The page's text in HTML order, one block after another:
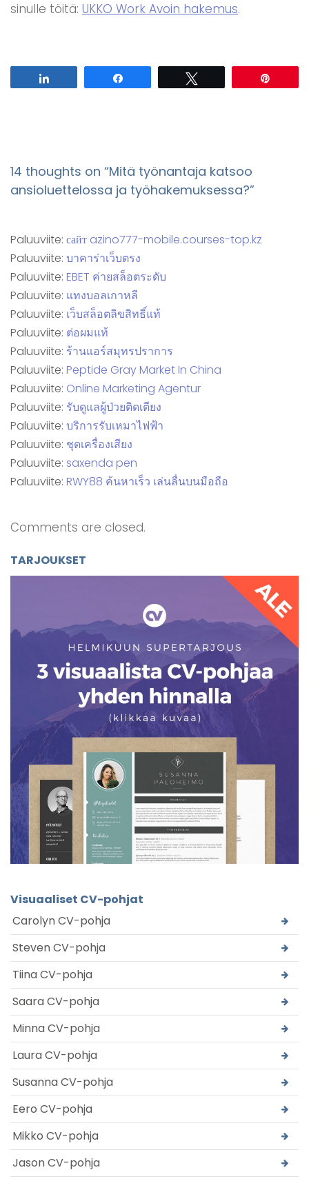
sinulle töitä: UKKO Work Avoin hakemus.
14 thoughts on “Mitä työnantaja katsoo
ansioluettelossa ja työhakemuksessa?”
Paluuviite: сайт azino777-mobile.courses-top.kz
Paluuviite: บาคาร่าเว็บตรง
Paluuviite: EBET ค่ายสล็อตระดับ
Paluuviite: แทงบอลเกาหลี
Paluuviite: เว็บสล็อตลิขสิทธิ์แท้
Paluuviite: ต่อผมแท้
Paluuviite: ร้านแอร์สมุทรปราการ
Paluuviite: Peptide Gray Market In China
Paluuviite: Online Marketing Agentur
Paluuviite: รับดูแลผู้ป่วยติดเตียง
Paluuviite: บริการรับเหมาไฟฟ้า
Paluuviite: ชุดเครื่องเสียง
Paluuviite: saxenda pen
Paluuviite: RWY88 ค้นหาเร็ว เล่นลื่นบนมือถือ
Comments are closed.
TARJOUKSET
Visuaaliset CV-pohjat
Carolyn CV-pohja
Steven CV-pohja
Tiina CV-pohja
Saara CV-pohja
Minna CV-pohja
Laura CV-pohja
Susanna CV-pohja
Eero CV-pohja
Mikko CV-pohja
Jason CV-pohja